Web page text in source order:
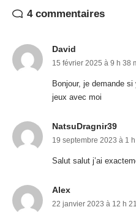
4 commentaires
David
15 février 2025 à 9 h 38
Bonjour, je demande si
jeux avec moi
NatsuDragnir39
19 septembre 2023 à 1
Salut salut j’ai
Alex
22 janvier 2023 à 12 h